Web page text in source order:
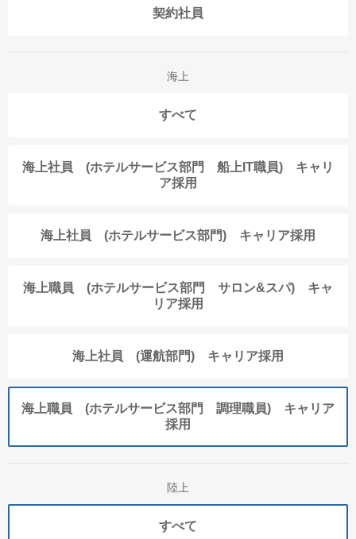
契約社員
海上
すべて
海上社員 (ホテルサービス部門 船上IT職員) キャリ
ア採用
海上社員 (ホテルサービス部門) キャリア採用
海上職員 (ホテルサービス部門 サロン&スパ) キャ
リア採用
海上社員 (運航部門) キャリア採用
海上職員 (ホテルサービス部門 調理職員) キャリア
採用
陸上
すべて